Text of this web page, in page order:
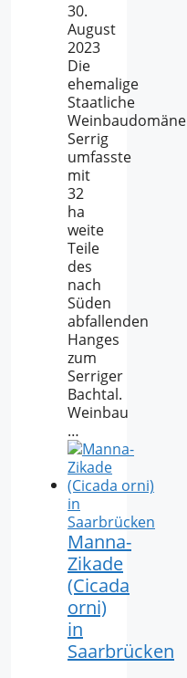
30.
August
2023
Die
ehemalige
Staatliche
Weinbaudomäne
Serrig
umfasste
mit
32
ha
weite
Teile
des
nach
Süden
abfallenden
Hanges
zum
Serriger
Bachtal.
Weinbau
…
Manna-
Zikade
(Cicada
orni)
in
Saarbrücken